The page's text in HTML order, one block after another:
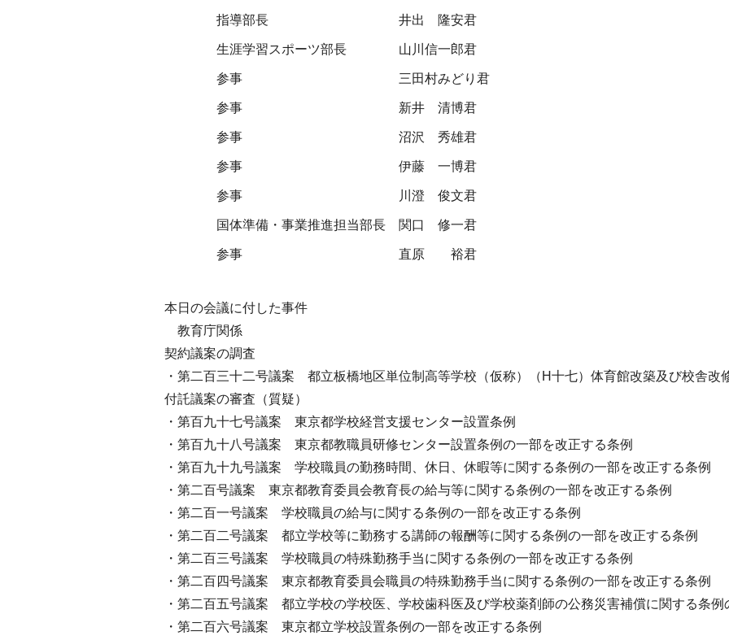
指導部長 井出 隆安君
生涯学習スポーツ部長 山川信一郎君
参事 三田村みどり君
参事 新井 清博君
参事 沼沢 秀雄君
参事 伊藤 一博君
参事 川澄 俊文君
国体準備・事業推進担当部長 関口 修一君
参事 直原 裕君
本日の会議に付した事件
教育庁関係
契約議案の調査
・第二百三十二号議案 都立板橋地区単位制高等学校（仮称）（H十七）体育館改築及び校舎改
付託議案の審査（質疑）
・第百九十七号議案 東京都学校経営支援センター設置条例
・第百九十八号議案 東京都教職員研修センター設置条例の一部を改正する条例
・第百九十九号議案 学校職員の勤務時間、休日、休暇等に関する条例の一部を改正する条例
・第二百号議案 東京都教育委員会教育長の給与等に関する条例の一部を改正する条例
・第二百一号議案 学校職員の給与に関する条例の一部を改正する条例
・第二百二号議案 都立学校等に勤務する講師の報酬等に関する条例の一部を改正する条例
・第二百三号議案 学校職員の特殊勤務手当に関する条例の一部を改正する条例
・第二百四号議案 東京都教育委員会職員の特殊勤務手当に関する条例の一部を改正する条例
・第二百五号議案 都立学校の学校医、学校歯科医及び学校薬剤師の公務災害補償に関する条例
・第二百六号議案 東京都立学校設置条例の一部を改正する条例